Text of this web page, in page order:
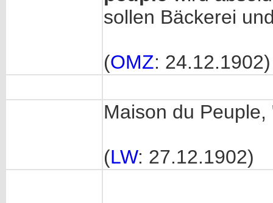
sollen Bäckerei
(OMZ: 24.12.1902)
Maison du
(LW: 27.12.1902)